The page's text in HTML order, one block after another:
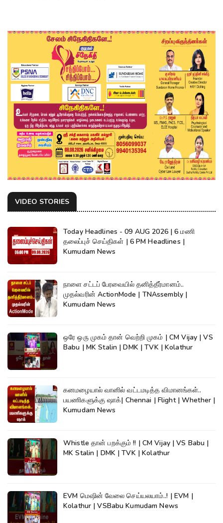
VIDEO STORIES
Today Headlines - 09 AUG 2026 | 6 மணி
தலைப்புச் செய்திகள் | 6 PM Headlines |
Kumudam News
நாளை சட்டப் பேரவையில் தனித்தீர்மானம்..
முதல்வரின் ActionMode | TNAssembly |
Kumudam News
ஒரே ஒரு முகம் தான் வெற்றி முகம் | CM Vijay | VS
Babu | MK Stalin | DMK | TVK | Kolathur
கனமழையால் வானில் வட்டமடித்த விமானங்கள்..
பயணிகளுக்கு ஷாக்| Chennai | Flight | Whether |
Kumudam News
Whistle தான் பறக்கும் !! | CM Vijay | VS Babu |
MK Stalin | DMK | TVK | Kolathur
EVM மெஷின் வேலை செய்யலயாம்..! | EVM |
Kolathur | VSBabu Kumudam News